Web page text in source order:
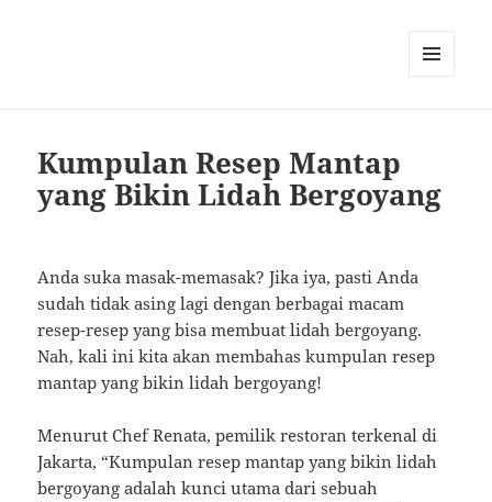
Kumpulan Resep Mantap
yang Bikin Lidah Bergoyang
Anda suka masak-memasak? Jika iya, pasti Anda
sudah tidak asing lagi dengan berbagai macam
resep-resep yang bisa membuat lidah bergoyang.
Nah, kali ini kita akan membahas kumpulan resep
mantap yang bikin lidah bergoyang!
Menurut Chef Renata, pemilik restoran terkenal di
Jakarta, “Kumpulan resep mantap yang bikin lidah
bergoyang adalah kunci utama dari sebuah